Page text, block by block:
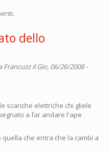
dello
Francuzzil Gio, 06/26/2008 -
scariche elettriche chi gliele
a far andare l'ape
che entra che la cambi a